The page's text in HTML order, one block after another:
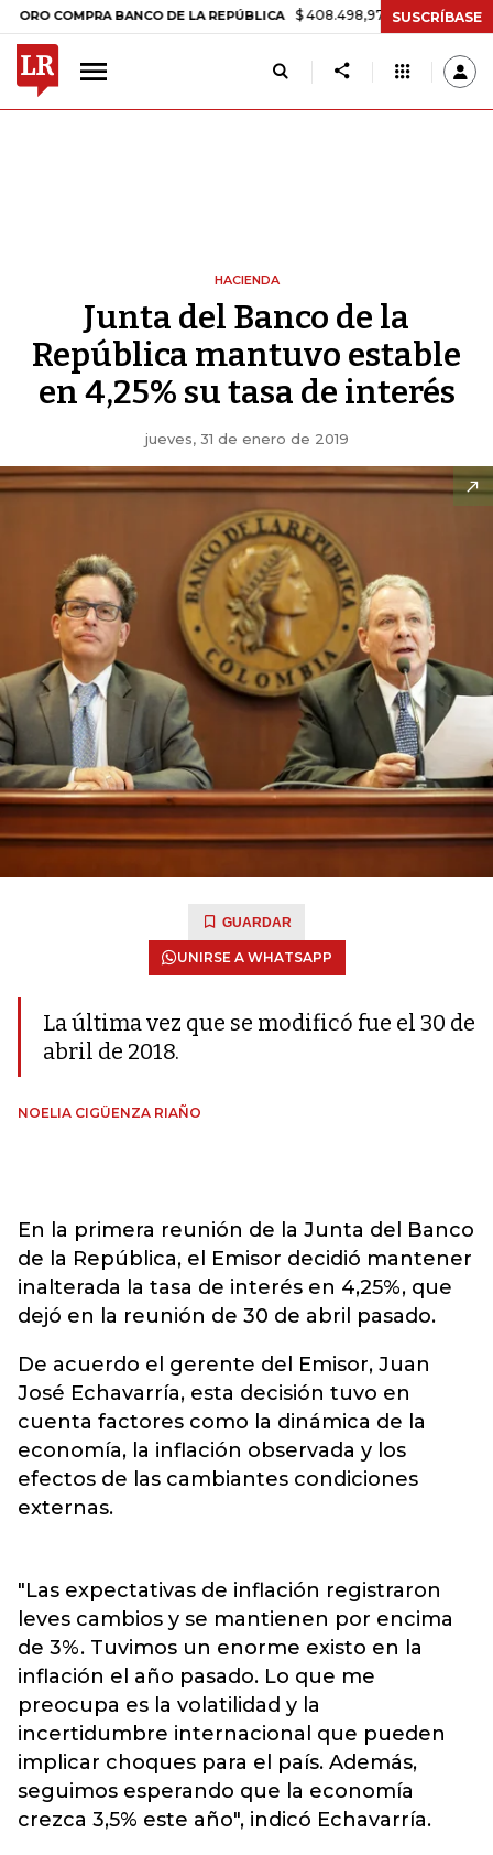
BANCO DE LA REPÚBLICA $ 408.498,97 +$ 8.753,81 +2,19%
SUSCRÍBASE
HACIENDA
Junta del Banco de la
República mantuvo estable
en 4,25% su tasa de interés
jueves, 31 de enero de 2019
GUARDAR
UNIRSE A WHATSAPP
La última vez que se modificó fue el 30 de
abril de 2018.
NOELIA CIGÜENZA RIAÑO
En la primera reunión de la Junta del Banco
de la República, el Emisor decidió mantener
inalterada la tasa de interés en 4,25%, que
dejó en la reunión de 30 de abril pasado.
De acuerdo el gerente del Emisor, Juan
José Echavarría, esta decisión tuvo en
cuenta factores como la dinámica de la
economía, la inflación observada y los
efectos de las cambiantes condiciones
externas.
"Las expectativas de inflación registraron
leves cambios y se mantienen por encima
de 3%. Tuvimos un enorme existo en la
inflación el año pasado. Lo que me
preocupa es la volatilidad y la
incertidumbre internacional que pueden
implicar choques para el país. Además,
seguimos esperando que la economía
crezca 3,5% este año", indicó Echavarría.